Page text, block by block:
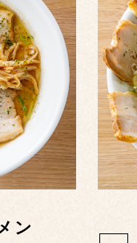
ン